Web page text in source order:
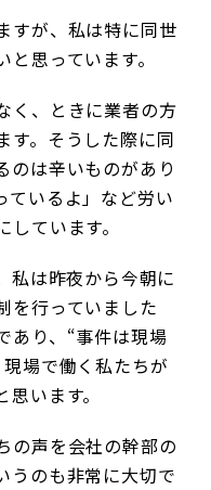
すが、私は特に同世
思っています。
く、ときに業者の方
す。そうした際に同
のは辛いものがあり
ているよ」など労い
ています。
私は昨夜から今朝に
を行っていました
あり、“事件は現場
場で働く私たちが
います。
の声を会社の幹部の
うのも非常に大切で